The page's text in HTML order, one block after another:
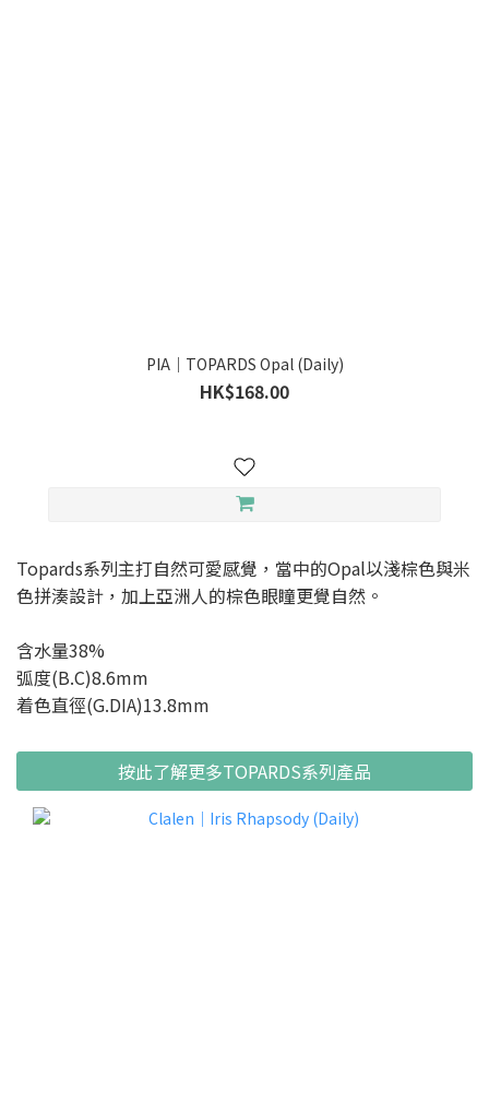
PIA｜TOPARDS Opal (Daily)
HK$168.00
Topards系列主打自然可愛感覺，當中的Opal以淺棕色與米
色拼湊設計，加上亞洲人的棕色眼瞳更覺自然。
含水量38%
弧度(B.C)8.6mm
着色直徑(G.DIA)13.8mm
按此了解更多TOPARDS系列產品